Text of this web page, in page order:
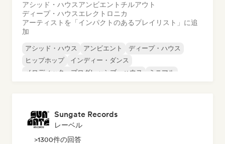
アシッド・ハウスアンビエント チルアウト
ディープ・ハウスエレクトロニカ
アーティストを「インパクトのあるプレイリスト」に追
加
アシッド・ハウス アンビエント
ディープ・ハウス
ヒップホップ
インディー・ダンス
メロディック・プログレッシブ・ハウス
ミニマル
Sungate Records
レーベル
>1300件の回答